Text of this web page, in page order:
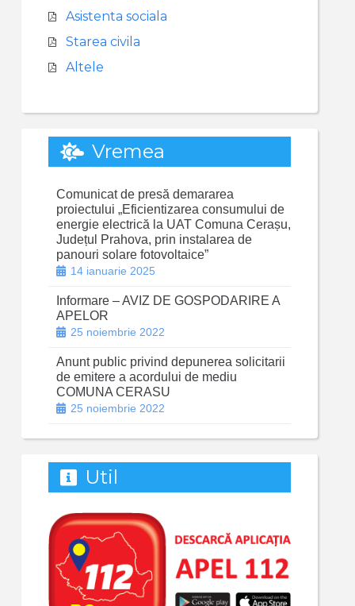
Asistenta sociala
Starea civila
Altele
Vremea
Comunicat de presă demararea
proiectului „Eficientizarea consumului de
energie electrică la UAT Comuna Cerașu,
Județul Prahova, prin instalarea de
panouri solare fotovoltaice”
14 ianuarie 2025
Informare – AVIZ DE GOSPODARIRE A
APELOR
25 noiembrie 2022
Anunt public privind depunerea solicitarii
de emitere a acordului de mediu
COMUNA CERASU
25 noiembrie 2022
Util